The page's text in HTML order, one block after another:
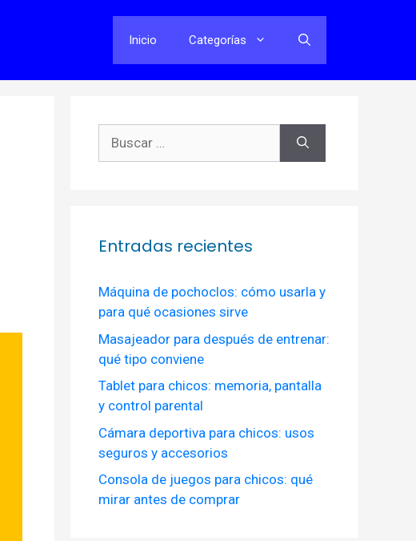
Inicio Categorías
Entradas recientes
Máquina de pochoclos: cómo usarla y
para qué ocasiones sirve
Masajeador para después de entrenar:
qué tipo conviene
Tablet para chicos: memoria, pantalla
y control parental
Cámara deportiva para chicos: usos
seguros y accesorios
Consola de juegos para chicos: qué
mirar antes de comprar